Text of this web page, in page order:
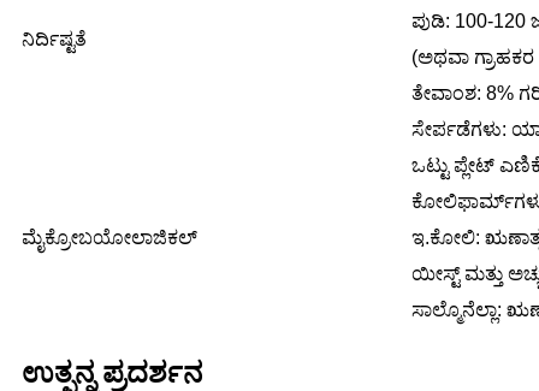
ನಿರ್ದಿಷ್ಟತೆ
ಪುಡಿ: 100-120
(ಅಥವಾ ಗ್ರಾಹಕರ
ತೇವಾಂಶ: 8%
ಸೇರ್ಪಡೆಗಳು:
ಮೈಕ್ರೋಬಯೋಲಾಜಿಕಲ್
ಒಟ್ಟು ಪ್ಲೇಟ್
ಇ.ಕೋಲಿ:
ಯೀಸ್ಟ್ ಮತ್ತು
ಸಾಲ್ಮೊನೆಲ್ಲಾ:
ಉತ್ಪನ್ನ ಪ್ರದರ್ಶನ